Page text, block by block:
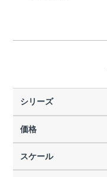
シリーズ
価格
スケール